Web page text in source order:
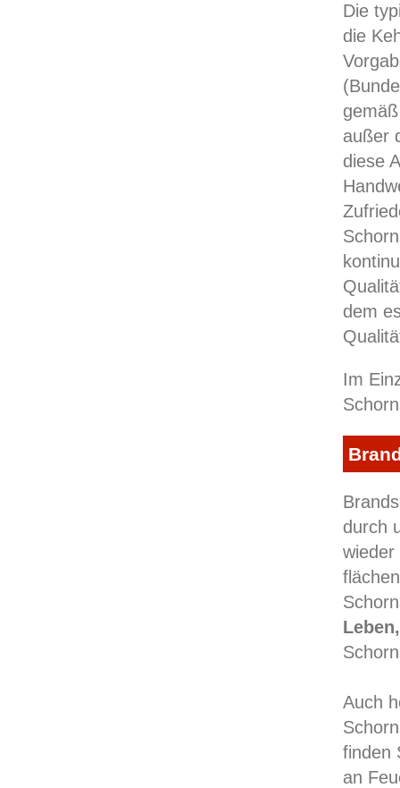
Die
die
außer
diese
dem
Im
durch
wieder
Auch
finden
an